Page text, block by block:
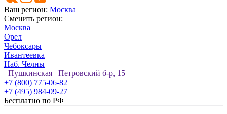
Ваш регион: Москва
Сменить регион:
Москва
Орел
Чебоксары
Ивантеевка
Наб. Челны
Пушкинская Петровский б-р, 15
+7 (800) 775-06-82
+7 (495) 984-09-27
Бесплатно по РФ